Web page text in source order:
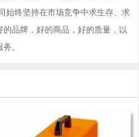
始终坚持在市场竞争中求生存、求
品牌，好的商品，好的质量，以
。